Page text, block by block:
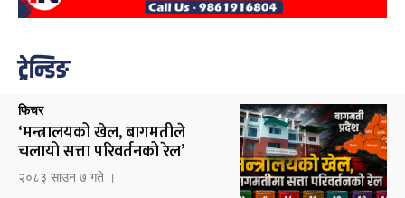
ट्रेन्डिङ
फिचर
‘मन्त्रालयको खेल, बागमतीले
चलायो सत्ता परिवर्तनको रेल’
२०८३ साउन ७ गते ।